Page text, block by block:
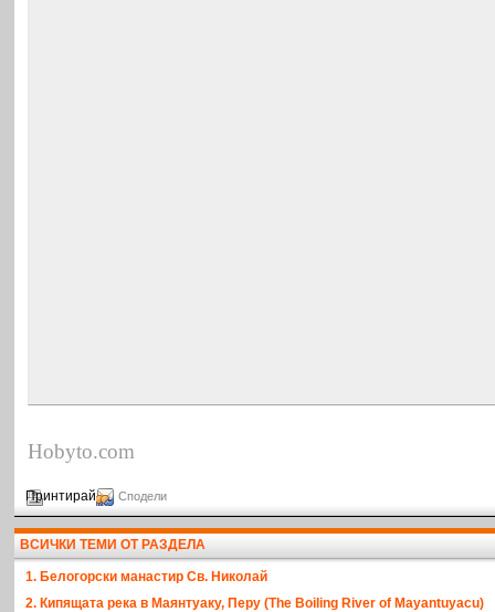
Hobyto.com
Принтирай Сподели
ВСИЧКИ ТЕМИ ОТ РАЗДЕЛА
1. Белогорски манастир Св. Николай
2. Кипящата река в Маянтуаку, Перу (The Boiling River of Mayantuyacu)